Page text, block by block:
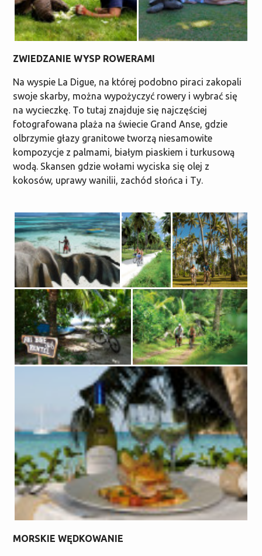
ZWIEDZANIE WYSP ROWERAMI
Na wyspie La Digue, na której podobno piraci zakopali
swoje skarby, można wypożyczyć rowery i wybrać się
na wycieczkę. To tutaj znajduje się najczęściej
fotografowana plaża na świecie Grand Anse, gdzie
olbrzymie głazy granitowe tworzą niesamowite
kompozycje z palmami, białym piaskiem i turkusową
wodą. Skansen gdzie wołami wyciska się olej z
kokosów, uprawy wanilii, zachód słońca i Ty.
MORSKIE WĘDKOWANIE